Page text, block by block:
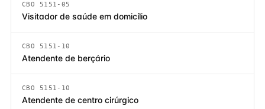
CBO 5151-05
Visitador de saúde em domicílio
CBO 5151-10
Atendente de berçário
CBO 5151-10
Atendente de centro cirúrgico